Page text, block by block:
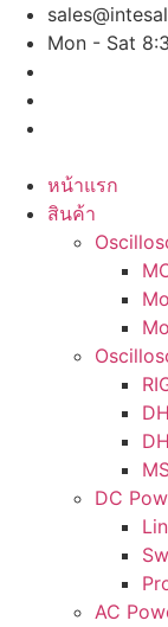
Skip
content
Mon - Sat
หน้าแรก
สินค้า
DC
AC